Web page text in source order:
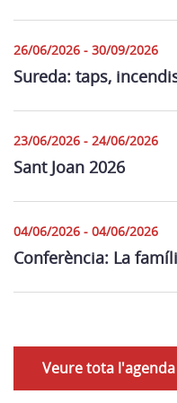
26/06/2026 - 30/09/2026
Sureda: taps,
23/06/2026 - 24/06/2026
Sant Joan 2026
04/06/2026 - 04/06/2026
Conferència: La
Veure tota l'agenda